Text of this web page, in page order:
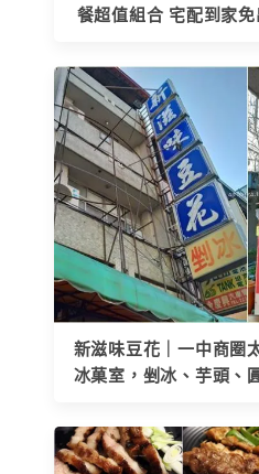
餐超值組合 宅配到家
新滋味豆花｜一中商圈
冰菓室，剉冰、芋頭、